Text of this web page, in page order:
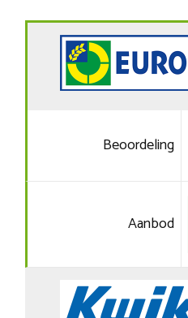
Beoordeling
Aanbod